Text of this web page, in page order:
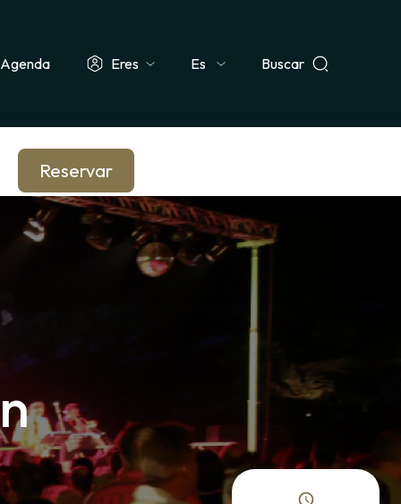
Agenda Eres
Select
Buscar
Reservar